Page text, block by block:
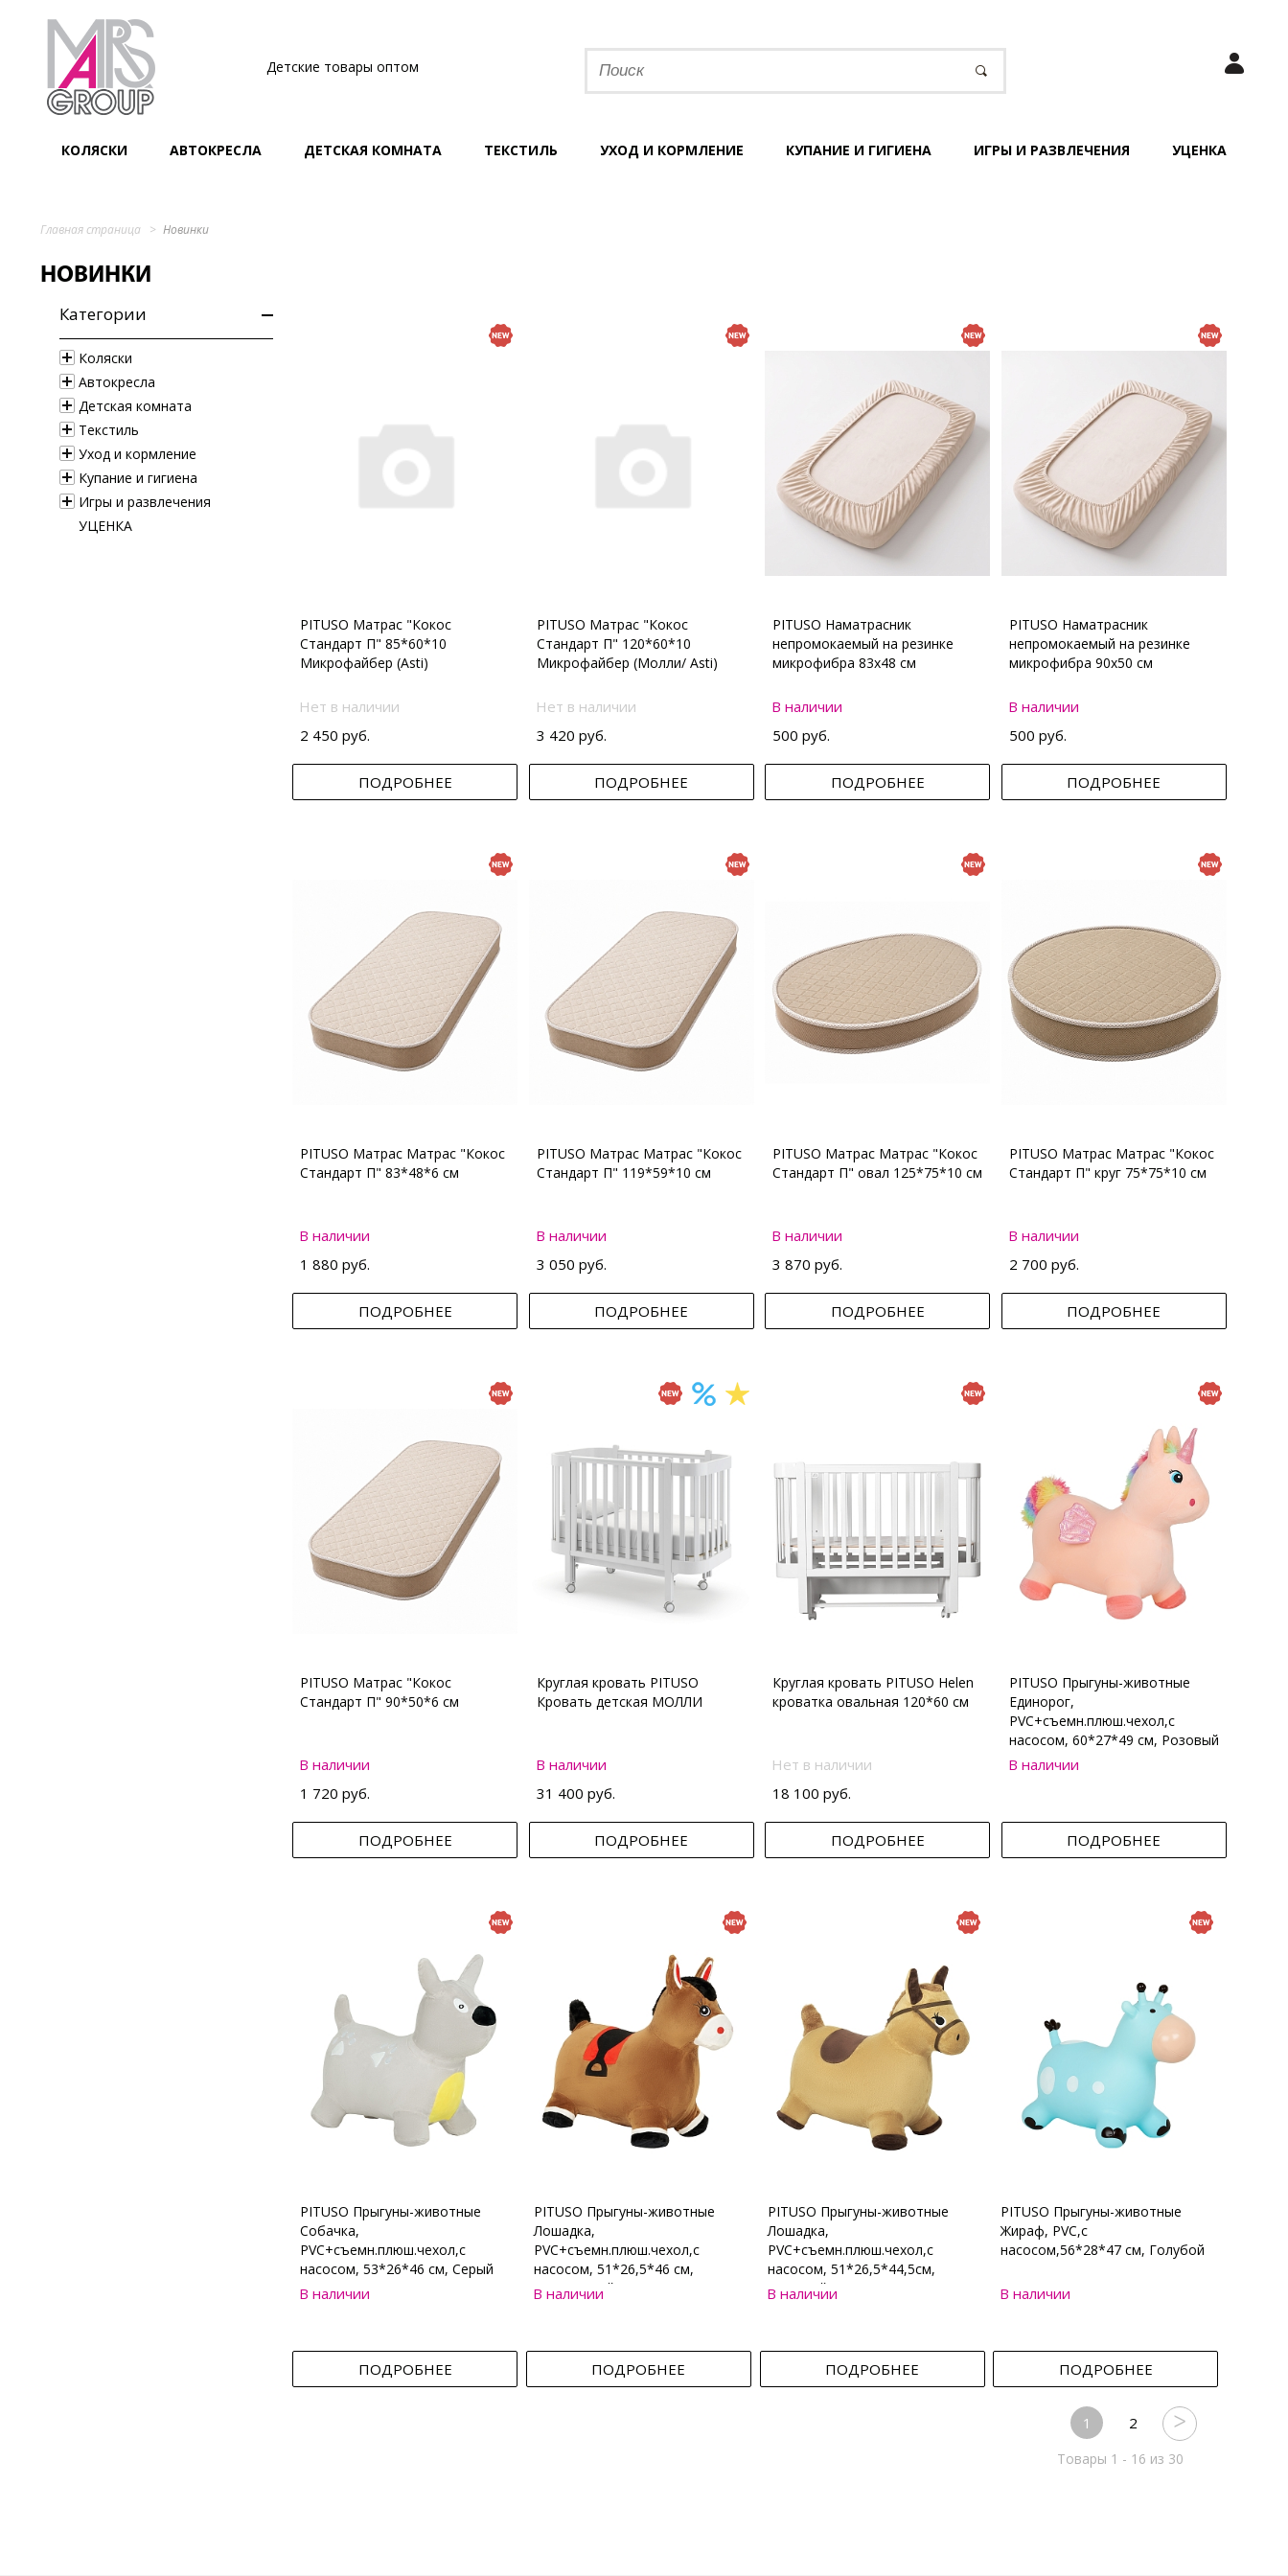
Детские товары оптом
КОЛЯСКИ АВТОКРЕСЛА ДЕТСКАЯ КОМНАТА ТЕКСТИЛЬ УХОД И КОРМЛЕНИЕ КУПАНИЕ И ГИГИЕНА ИГРЫ И РАЗВЛЕЧЕНИЯ УЦЕНКА
Главная страница Новинки
НОВИНКИ
Категории
Коляски
Автокресла
Детская комната
Текстиль
Уход и кормление
Купание и гигиена
Игры и развлечения
УЦЕНКА
PITUSO Матрас "Кокос
Стандарт П" 85*60*10
Микрофайбер (Asti)
Нет в наличии
2 450 руб.
ПОДРОБНЕЕ
PITUSO Матрас "Кокос
Стандарт П" 120*60*10
Микрофайбер (Молли/ Asti)
Нет в наличии
3 420 руб.
ПОДРОБНЕЕ
PITUSO Наматрасник
непромокаемый на резинке
микрофибра 83х48 см
В наличии
500 руб.
ПОДРОБНЕЕ
PITUSO Наматрасник
непромокаемый на резинке
микрофибра 90х50 см
В наличии
500 руб.
ПОДРОБНЕЕ
PITUSO Матрас Матрас "Кокос
Стандарт П" 83*48*6 см
В наличии
1 880 руб.
ПОДРОБНЕЕ
PITUSO Матрас Матрас "Кокос
Стандарт П" 119*59*10 см
В наличии
3 050 руб.
ПОДРОБНЕЕ
PITUSO Матрас Матрас "Кокос
Стандарт П" овал 125*75*10 см
В наличии
3 870 руб.
ПОДРОБНЕЕ
PITUSO Матрас Матрас "Кокос
Стандарт П" круг 75*75*10 см
В наличии
2 700 руб.
ПОДРОБНЕЕ
PITUSO Матрас "Кокос
Стандарт П" 90*50*6 см
В наличии
1 720 руб.
ПОДРОБНЕЕ
Круглая кровать PITUSO
Кровать детская МОЛЛИ
В наличии
31 400 руб.
ПОДРОБНЕЕ
Круглая кровать PITUSO Helen
кроватка овальная 120*60 см
Нет в наличии
18 100 руб.
ПОДРОБНЕЕ
PITUSO Прыгуны-животные
Единорог,
PVC+съемн.плюш.чехол,с
насосом, 60*27*49 см, Розовый
В наличии
ПОДРОБНЕЕ
PITUSO Прыгуны-животные
Собачка,
PVC+съемн.плюш.чехол,с
насосом, 53*26*46 см, Серый
В наличии
ПОДРОБНЕЕ
PITUSO Прыгуны-животные
Лошадка,
PVC+съемн.плюш.чехол,с
насосом, 51*26,5*46 см,
Коричневый
В наличии
ПОДРОБНЕЕ
PITUSO Прыгуны-животные
Лошадка,
PVC+съемн.плюш.чехол,с
насосом, 51*26,5*44,5см,
Бежевый
В наличии
ПОДРОБНЕЕ
PITUSO Прыгуны-животные
Жираф, PVC,с
насосом,56*28*47 см, Голубой
В наличии
ПОДРОБНЕЕ
1 2
Товары 1 - 16 из 30